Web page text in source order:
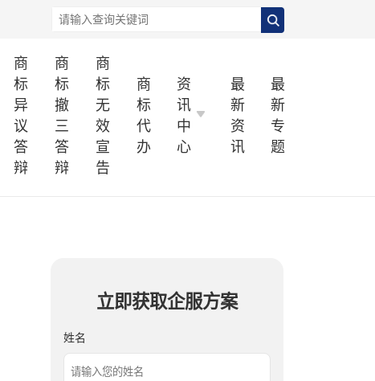
商
标
异
议
答
辩
商
标
撤
三
答
辩
商
标
无
效
宣
告
商
标
代
办
资
讯
中
心
最
新
资
讯
最
新
专
题
立即获取企服方案
姓名